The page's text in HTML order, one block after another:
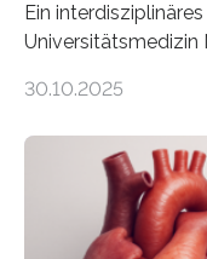
Ein
Universitätsmedizin
behandelt werden
Oncology, zeigen
aus Gewebe von
sogenannte
vorab zu prüfen,
30.10.2025